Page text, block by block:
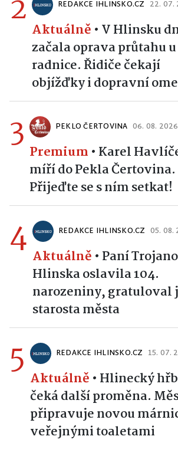
Aktuálně • V Hlinsku
začala oprava průtahu u
radnice. Řidiče čekají
objížďky i dopravní
3 PEKLO ČERTOVINA 06. 08. 2026
Premium • Karel
míří do Pekla Čertovina.
Přijeďte se s ním setkat!
4 REDAKCE IHLINSKO.CZ 05. 08.
Aktuálně • Paní
Hlinska oslavila 104.
narozeniny, gratuloval
starosta města
5 REDAKCE IHLINSKO.CZ 15. 07.
Aktuálně • Hlinecký
čeká další proměna.
připravuje novou
veřejnými toaletami